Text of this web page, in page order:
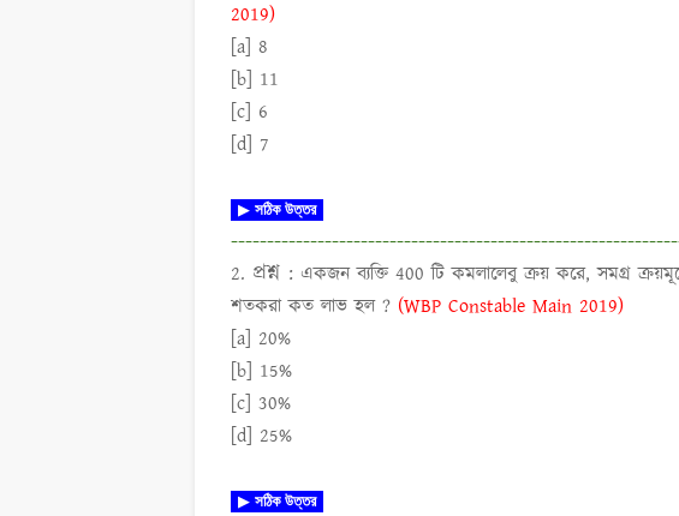
2019)
[a] 8
[b] 11
[c] 6
[d] 7
▶ সঠিক উত্তর
2. প্রশ্ন : একজন ব্যক্তি 400 টি কমলালেবু ক্রয় করে, সমগ্র
শতকরা কত লাভ হল ? (WBP Constable Main 2019)
[a] 20%
[b] 15%
[c] 30%
[d] 25%
▶ সঠিক উত্তর